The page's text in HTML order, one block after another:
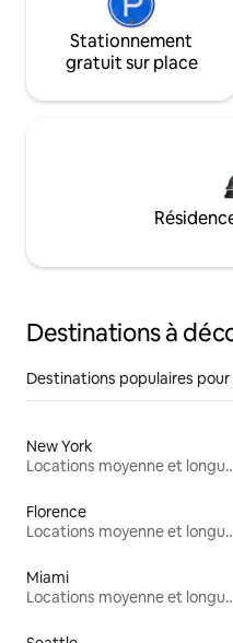
Stationnement
gratuit sur place
Destinations à
Destinations populaires
New York
Locations
Florence
Locations
Miami
Locations